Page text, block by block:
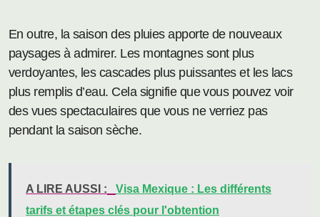
En outre, la saison des pluies apporte de nouveaux
paysages à admirer. Les montagnes sont plus
verdoyantes, les cascades plus puissantes et les lacs
plus remplis d’eau. Cela signifie que vous pouvez voir
des vues spectaculaires que vous ne verriez pas
pendant la saison sèche.
A LIRE AUSSI :
Visa Mexique : Les différents
tarifs et étapes clés pour l'obtention